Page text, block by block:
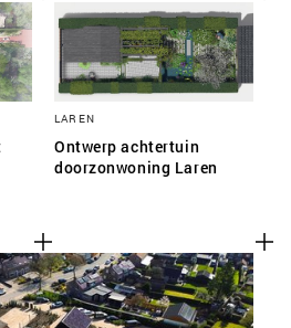
LAREN
Ontwerp achtertuin
doorzonwoning Laren